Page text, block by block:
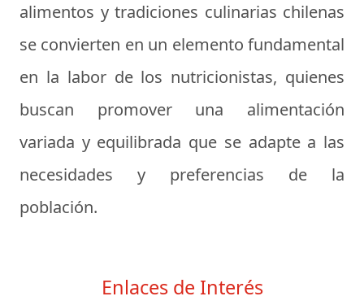
alimentos y tradiciones culinarias chilenas
se convierten en un elemento fundamental
en la labor de los nutricionistas, quienes
buscan promover una alimentación
variada y equilibrada que se adapte a las
necesidades y preferencias de la
población.
Enlaces de Interés